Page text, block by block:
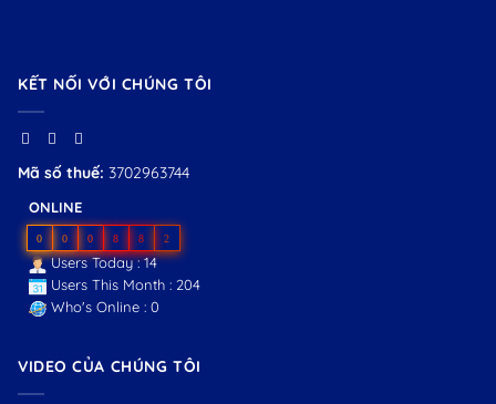
KẾT NỐI VỚI CHÚNG TÔI
Mã số thuế: 3702963744
ONLINE
0 0 0 8 8 2
Users Today : 14
Users This Month : 204
Who's Online : 0
VIDEO CỦA CHÚNG TÔI